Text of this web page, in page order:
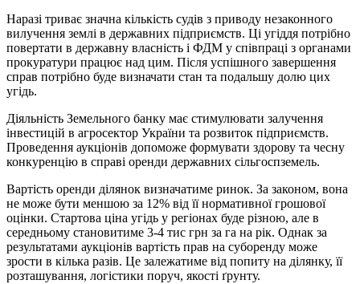
Наразі триває значна кількість судів з приводу незаконного
вилучення землі в державних підприємств. Ці угіддя потрібно
повертати в державну власність і ФДМ у співпраці з органами
прокуратури працює над цим. Після успішного завершення
справ потрібно буде визначати стан та подальшу долю цих
угідь.
Діяльність Земельного банку має стимулювати залучення
інвестицій в агросектор України та розвиток підприємств.
Проведення аукціонів допоможе формувати здорову та чесну
конкуренцію в справі оренди державних сільгоспземель.
Вартість оренди ділянок визначатиме ринок. За законом, вона
не може бути меншою за 12% від її нормативної грошової
оцінки. Стартова ціна угідь у регіонах буде різною, але в
середньому становитиме 3-4 тис грн за га на рік. Однак за
результатами аукціонів вартість прав на суборенду може
зрости в кілька разів. Це залежатиме від попиту на ділянку, її
розташування, логістики поруч, якості ґрунту.